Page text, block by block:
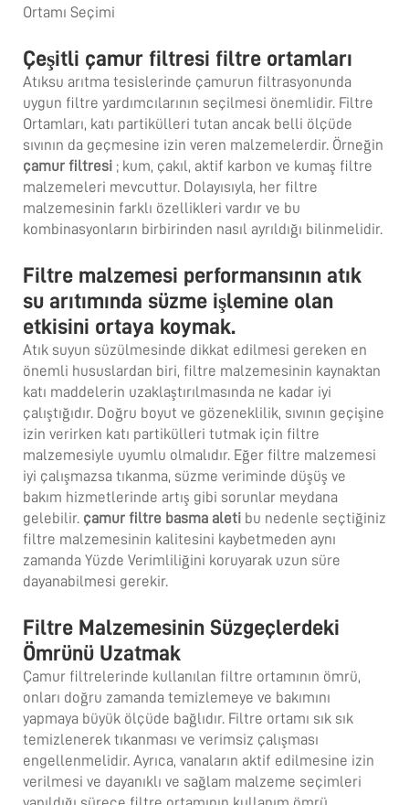
Ortamı Seçimi
Çeşitli çamur filtresi filtre ortamları
Atıksu arıtma tesislerinde çamurun filtrasyonunda
uygun filtre yardımcılarının seçilmesi önemlidir. Filtre
Ortamları, katı partikülleri tutan ancak belli ölçüde
sıvının da geçmesine izin veren malzemelerdir. Örneğin
çamur filtresi ; kum, çakıl, aktif karbon ve kumaş filtre
malzemeleri mevcuttur. Dolayısıyla, her filtre
malzemesinin farklı özellikleri vardır ve bu
kombinasyonların birbirinden nasıl ayrıldığı bilinmelidir.
Filtre malzemesi performansının atık
su arıtımında süzme işlemine olan
etkisini ortaya koymak.
Atık suyun süzülmesinde dikkat edilmesi gereken en
önemli hususlardan biri, filtre malzemesinin kaynaktan
katı maddelerin uzaklaştırılmasında ne kadar iyi
çalıştığıdır. Doğru boyut ve gözeneklilik, sıvının geçişine
izin verirken katı partikülleri tutmak için filtre
malzemesiyle uyumlu olmalıdır. Eğer filtre malzemesi
iyi çalışmazsa tıkanma, süzme veriminde düşüş ve
bakım hizmetlerinde artış gibi sorunlar meydana
gelebilir. çamur filtre basma aleti bu nedenle seçtiğiniz
filtre malzemesinin kalitesini kaybetmeden aynı
zamanda Yüzde Verimliliğini koruyarak uzun süre
dayanabilmesi gerekir.
Filtre Malzemesinin Süzgeçlerdeki
Ömrünü Uzatmak
Çamur filtrelerinde kullanılan filtre ortamının ömrü,
onları doğru zamanda temizlemeye ve bakımını
yapmaya büyük ölçüde bağlıdır. Filtre ortamı sık sık
temizlenerek tıkanması ve verimsiz çalışması
engellenmelidir. Ayrıca, vanaların aktif edilmesine izin
verilmesi ve dayanıklı ve sağlam malzeme seçimleri